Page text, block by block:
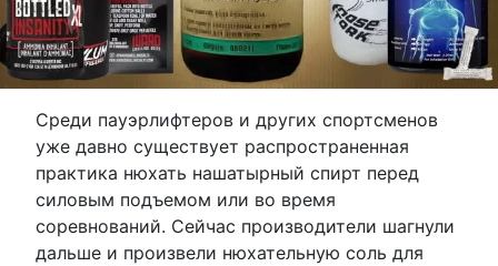
Среди пауэрлифтеров и других спортсменов
уже давно существует распространенная
практика нюхать нашатырный спирт перед
силовым подъемом или во время
соревнований. Сейчас производители шагнули
дальше и произвели нюхательную соль для